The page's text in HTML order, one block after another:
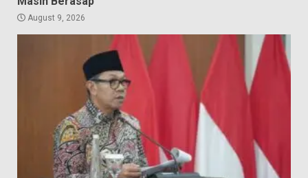
August 9, 2026